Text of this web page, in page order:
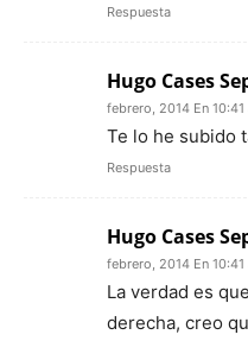
Respuesta
Hugo Cases
febrero, 2014 En 10:41
Te lo he subido
Respuesta
Hugo Cases
febrero, 2014 En 10:41
La verdad es
derecha, creo